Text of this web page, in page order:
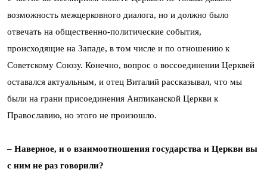
возможность межцерковного диалога, но и должно было
отвечать на общественно-политические события,
происходящие на Западе, в том числе и по отношению к
Советскому Союзу. Конечно, вопрос о воссоединении Церквей
оставался актуальным, и отец Виталий рассказывал, что мы
были на грани присоединения Англиканской Церкви к
Православию, но этого не произошло.
– Наверное, и о взаимоотношения государства и Церкви вы
с ним не раз говорили?